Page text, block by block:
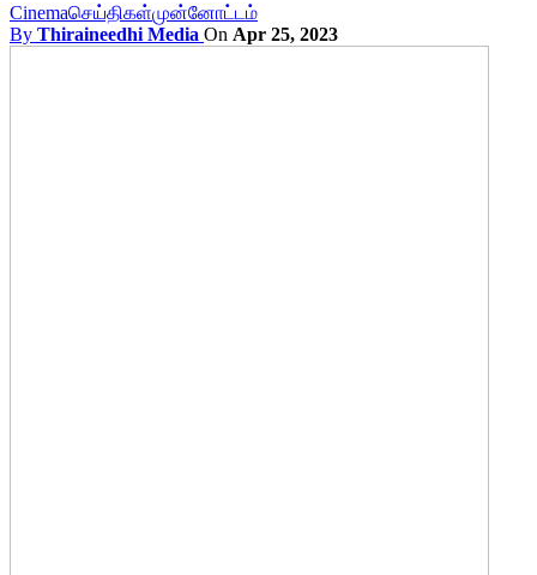
Cinemaசெய்திகள்முன்னோட்டம்
By Thiraineedhi Media On Apr 25, 2023